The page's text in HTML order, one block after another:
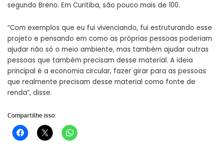
segundo Breno. Em Curitiba, são pouco mais de 100.
“Com exemplos que eu fui vivenciando, fui estruturando esse
projeto e pensando em como as próprias pessoas poderiam
ajudar não só o meio ambiente, mas também ajudar outras
pessoas que também precisam desse material. A ideia
principal é a economia circular, fazer girar para as pessoas
que realmente precisam desse material como fonte de
renda”, disse.
Compartilhe isso: